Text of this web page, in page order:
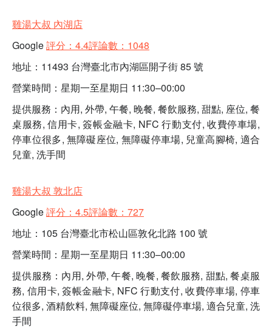
雞湯大叔 內湖店
Google評分：4.4評論數：1048
地址：11493 台灣臺北市內湖區開子街 85 號
營業時間：星期一至星期日 11:30–00:00
提供服務：內用, 外帶, 午餐, 晚餐, 餐飲服務, 甜點, 座位, 餐
桌服務, 信用卡, 簽帳金融卡, NFC 行動支付, 收費停車場,
停車位很多, 無障礙座位, 無障礙停車場, 兒童高腳椅, 適合
兒童, 洗手間
雞湯大叔 敦北店
Google評分：4.5評論數：727
地址：105 台灣臺北市松山區敦化北路 100 號
營業時間：星期一至星期日 11:30–00:00
提供服務：內用, 外帶, 午餐, 晚餐, 餐飲服務, 甜點, 餐桌服
務, 信用卡, 簽帳金融卡, NFC 行動支付, 收費停車場, 停車
位很多, 酒精飲料, 無障礙座位, 無障礙停車場, 適合兒童, 洗
手間